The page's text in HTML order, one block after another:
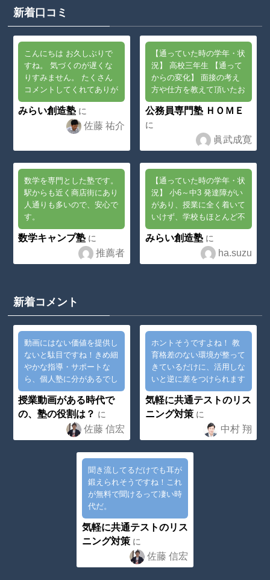
s/swell_child/p
arts/post_list/
post_index.ph
on line23
reate2/kojin-
c_html/wp-
content/theme
s/swell_child/p
arts/post_list/
post_index.ph
23
新着口コミ
こんにちは お久しぶりで
すね。 気づくのが遅くな
りすみません。 たくさん
コメントしてくれてありが
とうございます。 今でも
とてつもなくがんばってい
るということだと拝読しま
と立ち寄...
みらい創造塾 に
佐藤 祐介
【通っていた時の学年・状
況】 高校三年生 【通って
からの変化】 面接の考え
方や仕方を教えて頂いたお
かげで180度考え方が変わ
った 【どんな生徒におす
すめ？】 本気で公務員に
公務員専門塾 ＨＯＭＥ
に
眞武成寛
数学を専門とした塾です。
駅からも近く商店街にあり
人通りも多いので、安心で
す。
数学キャンプ塾 に
推薦者
【通っていた時の学年・状
況】 小6～中3 発達障がい
があり、授業に全く着いて
いけず、学校もほとんど不
登校の状態でした 【通っ
てからの変化】 佐藤先生
が、勉強の面だけでなく、
生活の面でも相談...
みらい創造塾に
ha.suzu
新着コメント
動画にはない価値を提供し
ないと駄目ですね！きめ細
やかな指導・サポートな
ら、個人塾に分があるでし
ょう！
授業動画がある時代で
の、塾の役割は？ に
佐藤 信宏
ホントそうですよね！ 教
育格差のない環境が整って
きているだけに、活用しな
いと逆に差をつけられます
よね^^;
気軽に共通テストのリス
ニング対策に
中村 翔
聞き流してるだけでも耳が
鍛えられそうですね！これ
が無料で聞けるって凄い時
代だ。
気軽に共通テストのリス
ニング対策に
佐藤 信宏